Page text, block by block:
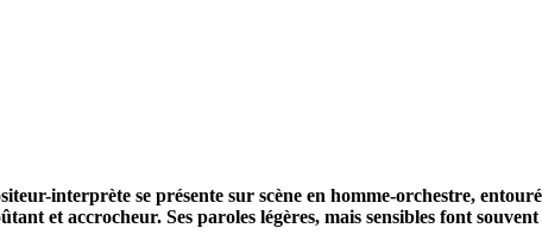
interprète se présente sur scène en homme-orchestre,
et accrocheur. Ses paroles légères, mais sensibles font